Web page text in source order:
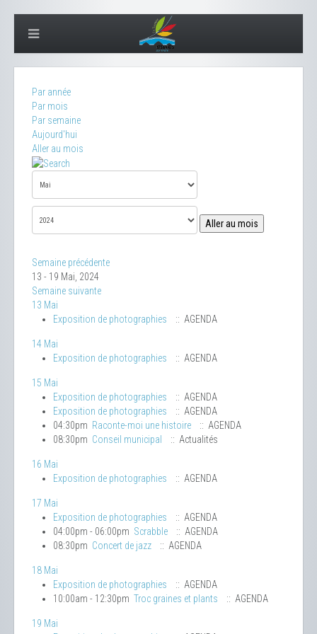
Par année
Par mois
Par semaine
Aujourd'hui
Aller au mois
Aller au mois
Semaine précédente
13 - 19 Mai, 2024
Semaine suivante
13 Mai
Exposition de photographies
:: AGENDA
14 Mai
Exposition de photographies
:: AGENDA
15 Mai
Exposition de photographies
:: AGENDA
Exposition de photographies
:: AGENDA
04:30pm Raconte-moi une histoire
:: AGENDA
08:30pm Conseil municipal :: Actualités
16 Mai
Exposition de photographies
:: AGENDA
17 Mai
Exposition de photographies
:: AGENDA
04:00pm - 06:00pm Scrabble
:: AGENDA
08:30pm Concert de jazz :: AGENDA
18 Mai
Exposition de photographies
:: AGENDA
10:00am - 12:30pm Troc graines et plants :: AGENDA
19 Mai